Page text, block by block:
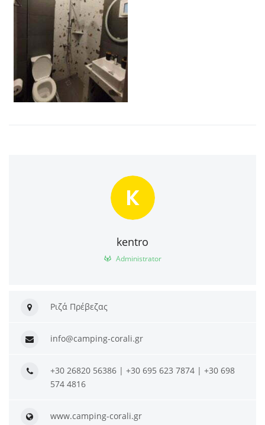
K
kentro
Administrator
Ριζά Πρέβεζας
info@camping-corali.gr
+30 26820 56386 | +30 695 623 7874 | +30 698
574 4816
www.camping-corali.gr